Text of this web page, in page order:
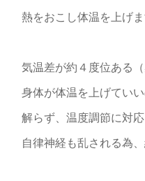
熱をおこし体温を上げま
気温差が約４度位ある
身体が体温を上げてい
解らず、温度調節に対
自律神経も乱される為